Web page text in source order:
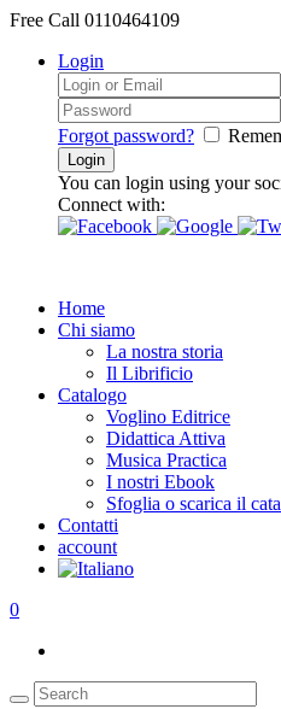
Free Call 0110464109
Login
Forgot password?
You can login using your
Connect with:
Home
Chi siamo
La nostra storia
Il Librificio
Catalogo
Voglino Editrice
Didattica Attiva
Musica Practica
I nostri Ebook
Sfoglia o scarica il
Contatti
account
0